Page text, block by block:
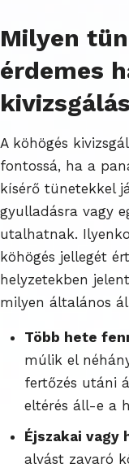
Milyen
érdemes
A köhögés
fontossá, ha a
kísérő tünetekkel
gyulladásra vagy
utalhatnak.
köhögés jellegét
helyzetekben
milyen általános
Több hete
múlik el
fertőzés utáni
eltérés áll-e a
Éjszakai vagy
alvást zavaró